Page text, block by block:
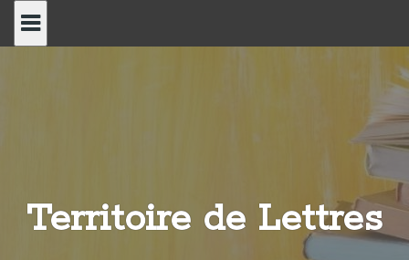
Territoire de Lettres